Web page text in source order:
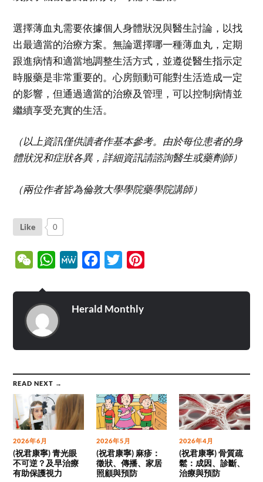
選擇薄血丸需要依據個人身體狀況與醫生討論，以找
出最適當的治療方案。無論選擇哪一種薄血丸，定期
跟進病情和適當地調整生活方式，並遵從醫生指示定
時服藥是非常重要的。心房顫動可能對生活造成一定
的影響，但通過適當的治療及管理，可以控制病情並
繼續享受充實的生活。
（以上資訊僅供讀者作基本參考。由於每位患者的身
體狀況和症狀各異，詳細資訊請諮詢醫生或藥劑師）
（兩位作者皆為倫敦大學學院藥學院講師）
Like 0
WeChatWhatsApp
MeWe Facebook
Twitter
Herald Monthly
READ NEXT →
2026年6月
(祝君康寧) 青光眼
不可逆？及早治療
有助保護視力
2026年5月
(祝君康寧) 麻疹：
徵狀、傳播、家居
照顧與預防
2026年4月
(祝君康寧) 骨質疏
鬆：成因、診斷、
治療與預防